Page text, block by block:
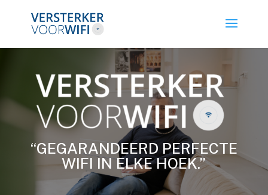
“GEGARANDEERD PERFECTE
WIFI IN ELKE HOEK.”